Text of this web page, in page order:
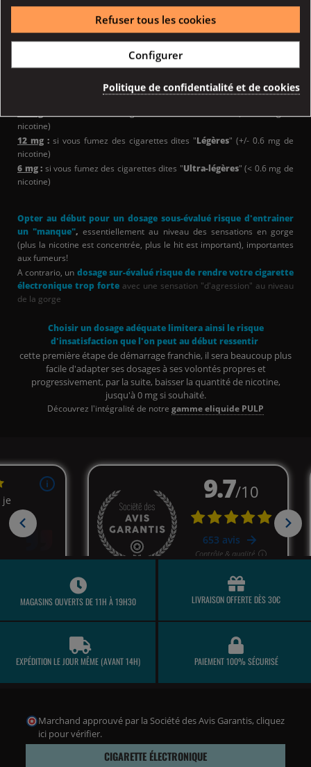
Taux PG/VG :70/30
: PG, VG, Arômes et nicotine selon dosage
Lors de votre premier achat, nous vous recommandons de commencer
avec un dosage en nicotine correspondantà votre consommation du
nicotine)
12 mg: si vous fumez des cigarettes dites "Légères" (+/- 0.6 mg de
nicotine)
6 mg: si vous fumez des cigarettes dites "Ultra-légères" (< 0.6 mg de
nicotine)
Opter au début pour un dosage sous-évalué risque d'entrainer
un "manque", essentiellement au niveau des sensations en gorge
(plus la nicotine est concentrée, plus le hit est important), importantes
aux fumeurs!
A contrario, un dosage sur-évalué risque de rendre votre cigarette
électronique trop forte avec une sensation "d'agression" au niveau
de la gorge
Choisir un dosage adéquate limitera ainsi le risque
d'insatisfaction que l'on peut au début ressentir
cette première étape de démarrage franchie, il sera beaucoup plus
facile d'adapter ses dosages à ses volontés propres et
progressivement, par la suite, baisser la quantité de nicotine,
jusqu'à 0 mg si souhaité.
Découvrez l'intégralité de notre gamme eliquide PULP
MAGASINS OUVERTS DE 11H À 19H30 LIVRAISON OFFERTE DÈS 30€
EXPÉDITION LE JOUR MÊME (AVANT 14H) PAIEMENT 100% SÉCURISÉ
Marchand approuvé par la Société des Avis Garantis, cliquez
ici pour vérifier.
CIGARETTE ÉLECTRONIQUE
Refuser tous les cookies
Configurer
Politique de confidentialité et de cookies